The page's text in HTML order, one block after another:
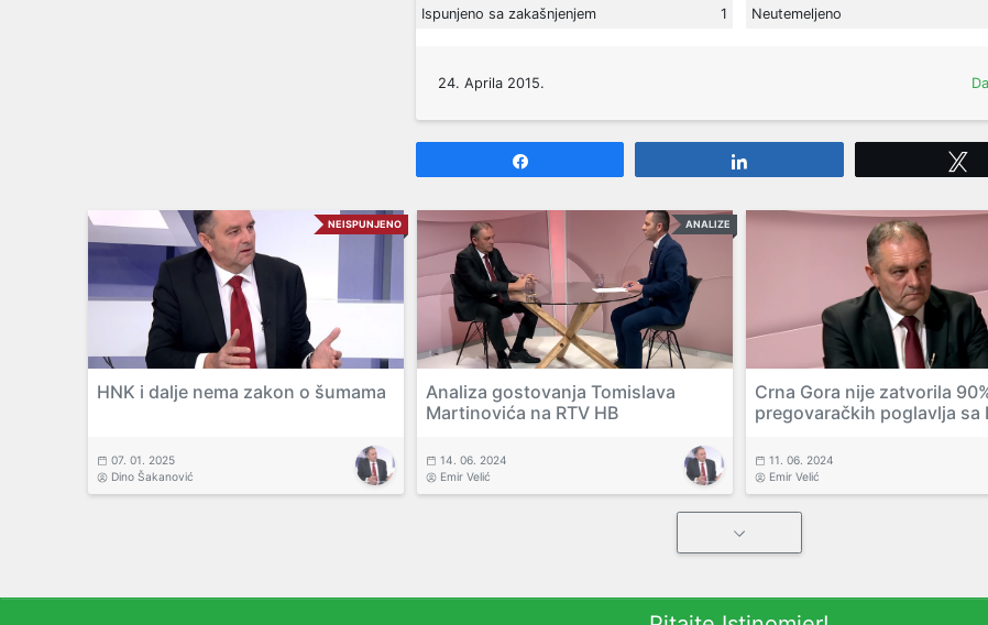
Ispunjeno sa zakašnjenjem
1
Neutemeljeno
24. Aprila 2015.
NEISPUNJENO
HNK i dalje nema zakon o šumama
07. 01. 2025
Dino Šakanović
ANALIZE
Analiza gostovanja Tomislava
Martinovića na RTV HB
14. 06. 2024
Emir Velić
Crna Gora nije zatvorila
pregovaračkih poglavlja sa
11. 06. 2024
Emir Velić